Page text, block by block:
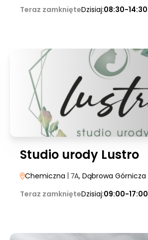
Teraz zamknięteDzisiaj:08:30-14:30
Studio urody Lustro
Chemiczna | 7A, Dąbrowa Górnicza
Teraz zamknięteDzisiaj:09:00-17:00